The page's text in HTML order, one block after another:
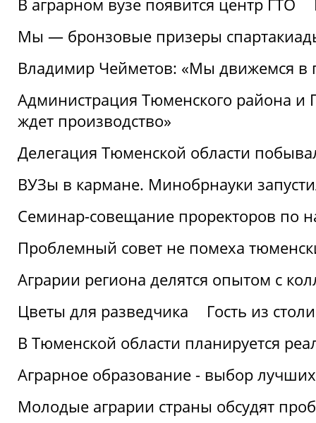
В аграрном вузе появится центр ГТО
Мы — бронзовые призеры
Владимир Чейметов: «Мы движемся в
Администрация Тюменского района и
ждет производство»
Делегация Тюменской области
ВУЗы в кармане. Минобрнауки
Семинар-совещание проректоров по
Проблемный совет не помеха
Аграрии региона делятся опытом с
Цветы для разведчика
Гость из
В Тюменской области планируется
Аграрное образование - выбор лучших
Молодые аграрии страны обсудят